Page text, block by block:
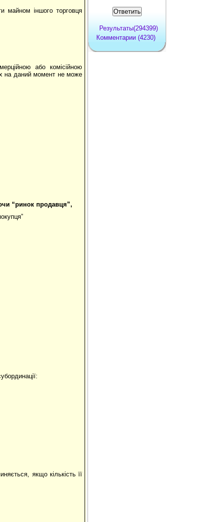
майном іншого торговця
або комісійною
на даний момент не може
“ринок продавця”,
якщо кількість її
Результаты(294399)
Комментарии (4230)